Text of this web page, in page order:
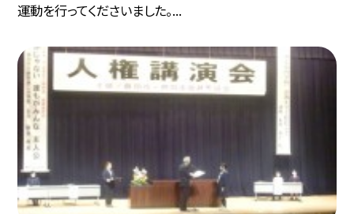
運動を行ってくださいました。...